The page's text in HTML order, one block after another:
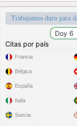
Trabajamos duro para
Citas por país
Francia
Bélgica
España
Italia
Suecia